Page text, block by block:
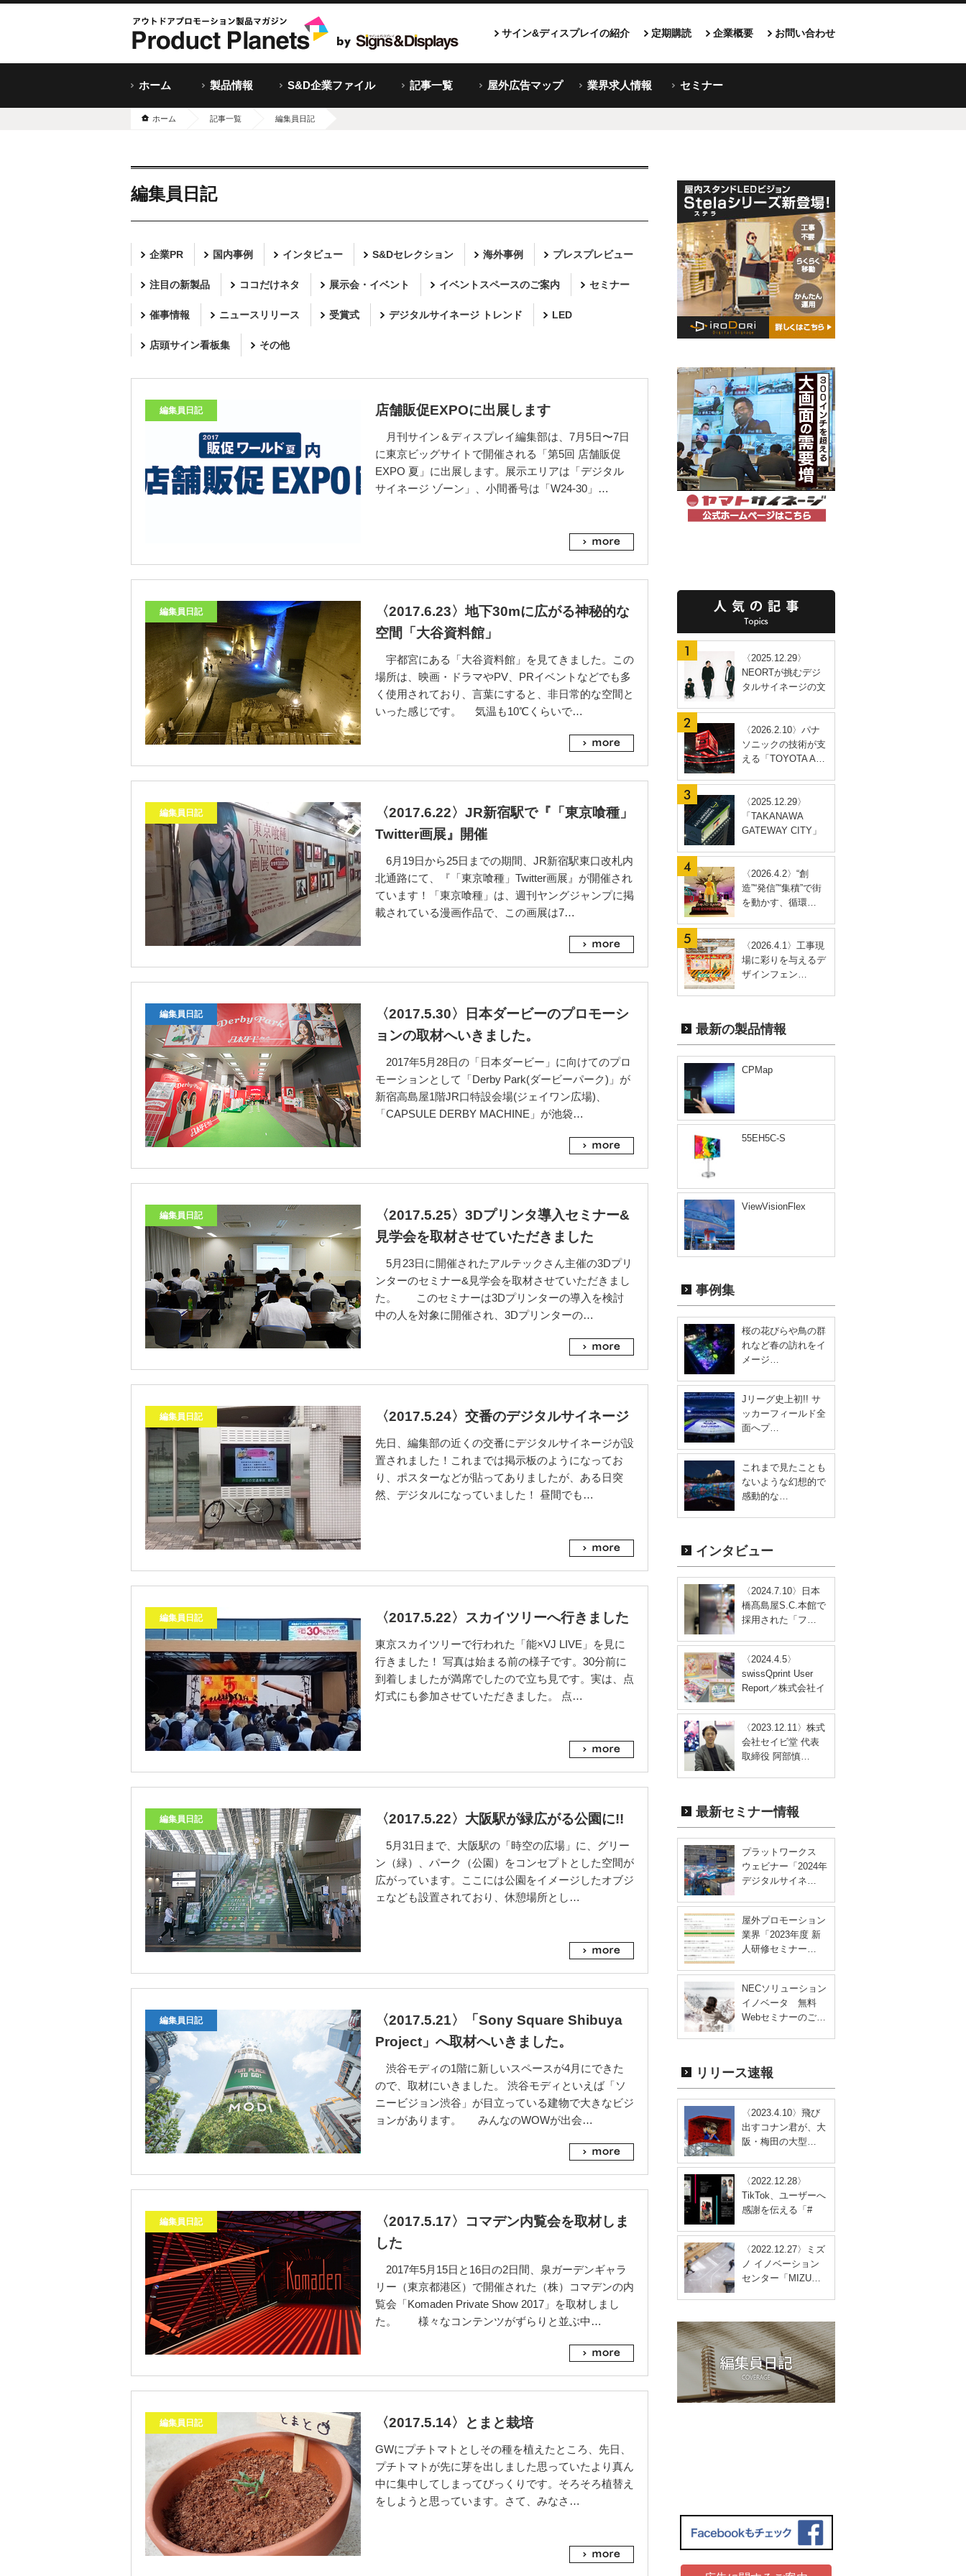
サイン&ディスプレイの紹介 定期購読 企業概要 お問い合わせ
ホーム 製品情報 S&D企業ファイル 記事一覧 屋外広告マップ 業界求人情報 セミナー
ホーム 記事一覧 編集員日記
編集員日記
企業PR 国内事例 インタビュー S&Dセレクション 海外事例 プレスプレビュー
注目の新製品 ココだけネタ 展示会・イベント イベントスペースのご案内 セミナー
催事情報 ニュースリリース 受賞式 デジタルサイネージ トレンド LED
店頭サイン看板集 その他
編集員日記 店舗販促EXPOに出展します
月刊サイン＆ディスプレイ編集部は、7月5日〜7日
に東京ビッグサイトで開催される「第5回 店舗販促
EXPO 夏」に出展します。展示エリアは「デジタル
サイネージ ゾーン」、小間番号は「W24-30」…
編集員日記
〈2017.6.23〉地下30mに広がる神秘的な
空間「大谷資料館」
宇都宮にある「大谷資料館」を見てきました。この
場所は、映画・ドラマやPV、PRイベントなどでも多
く使用されており、言葉にすると、非日常的な空間と
いった感じです。 気温も10℃くらいで…
編集員日記
〈2017.6.22〉JR新宿駅で『「東京喰種」
Twitter画展』開催
6月19日から25日までの期間、JR新宿駅東口改札内
北通路にて、『「東京喰種」Twitter画展』が開催され
ています！「東京喰種」は、週刊ヤングジャンプに掲
載されている漫画作品で、この画展は7…
編集員日記
〈2017.5.30〉日本ダービーのプロモーシ
ョンの取材へいきました。
2017年5月28日の「日本ダービー」に向けてのプロ
モーションとして「Derby Park(ダービーパーク)」が
新宿高島屋1階JR口特設会場(ジェイワン広場)、
「CAPSULE DERBY MACHINE」が池袋…
編集員日記
〈2017.5.25〉3Dプリンタ導入セミナー&
見学会を取材させていただきました
5月23日に開催されたアルテックさん主催の3Dプリ
ンターのセミナー&見学会を取材させていただきまし
た。 このセミナーは3Dプリンターの導入を検討
中の人を対象に開催され、3Dプリンターの…
編集員日記 〈2017.5.24〉交番のデジタルサイネージ
先日、編集部の近くの交番にデジタルサイネージが設
置されました！これまでは掲示板のようになってお
り、ポスターなどが貼ってありましたが、ある日突
然、デジタルになっていました！ 昼間でも…
編集員日記 〈2017.5.22〉スカイツリーへ行きました
東京スカイツリーで行われた「能×VJ LIVE」を見に
行きました！ 写真は始まる前の様子です。30分前に
到着しましたが満席でしたので立ち見です。実は、点
灯式にも参加させていただきました。 点…
編集員日記 〈2017.5.22〉大阪駅が緑広がる公園に!!
5月31日まで、大阪駅の「時空の広場」に、グリー
ン（緑）、パーク（公園）をコンセプトとした空間が
広がっています。ここには公園をイメージしたオブジ
ェなども設置されており、休憩場所とし…
編集員日記
〈2017.5.21〉「Sony Square Shibuya
Project」へ取材へいきました。
渋谷モディの1階に新しいスペースが4月にできた
ので、取材にいきました。 渋谷モディといえば「ソ
ニービジョン渋谷」が目立っている建物で大きなビジ
ョンがあります。 みんなのWOWが出会…
編集員日記
〈2017.5.17〉コマデン内覧会を取材しま
した
2017年5月15日と16日の2日間、泉ガーデンギャラ
リー（東京都港区）で開催された（株）コマデンの内
覧会「Komaden Private Show 2017」を取材しまし
た。 様々なコンテンツがずらりと並ぶ中…
編集員日記 〈2017.5.14〉とまと栽培
GWにプチトマトとしその種を植えたところ、先日、
プチトマトが先に芽を出しました思っていたより真ん
中に集中してしまってびっくりです。そろそろ植替え
をしようと思っています。さて、みなさ…
〈2025.12.29〉
NEORTが挑むデジ
タルサイネージの文
〈2026.2.10〉パナ
ソニックの技術が支
える「TOYOTA A…
〈2025.12.29〉
「TAKANAWA
GATEWAY CITY」
〈2026.4.2〉“創
造”“発信”“集積”で街
を動かす、循環…
〈2026.4.1〉工事現
場に彩りを与えるデ
ザインフェン…
最新の製品情報
CPMap
55EH5C-S
ViewVisionFlex
事例集
桜の花びらや鳥の群
れなど春の訪れをイ
メージ…
Jリーグ史上初!! サ
ッカーフィールド全
面へプ…
これまで見たことも
ないような幻想的で
感動的な…
インタビュー
〈2024.7.10〉日本
橋髙島屋S.C.本館で
採用された「フ…
〈2024.4.5〉
swissQprint User
Report／株式会社イ
〈2023.12.11〉株式
会社セイビ堂 代表
取締役 阿部慎…
最新セミナー情報
プラットワークス
ウェビナー「2024年
デジタルサイネ…
屋外プロモーション
業界「2023年度 新
人研修セミナー…
NECソリューション
イノベータ 無料
Webセミナーのご…
リリース速報
〈2023.4.10〉飛び
出すコナン君が、大
阪・梅田の大型…
〈2022.12.28〉
TikTok、ユーザーへ
感謝を伝える「#
〈2022.12.27〉ミズ
ノ イノベーション
センター「MIZU…